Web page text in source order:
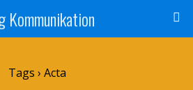
Kommunikation
Tags › Acta